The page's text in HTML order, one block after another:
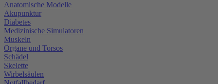
Anatomische Modelle
Akupunktur
Diabetes
Medizinische Simulatoren
Muskeln
Organe und Torsos
Schädel
Skelette
Wirbelsäulen